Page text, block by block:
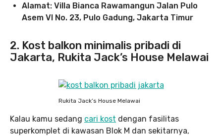
Alamat: Villa Bianca Rawamangun Jalan Pulo
Asem VI No. 23, Pulo Gadung, Jakarta Timur
2. Kost balkon minimalis pribadi di
Jakarta, Rukita Jack’s House Melawai
Rukita Jack’s House Melawai
Kalau kamu sedang cari kost dengan fasilitas
superkomplet di kawasan Blok M dan sekitarnya,